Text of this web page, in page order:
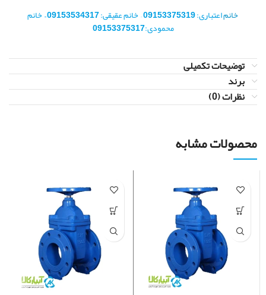
خانماعتباری:09153375319– خانم عقیقی:09153534317 – خانم
محمودی:09153375317
توضیحات تکمیلی
برند
نظرات (0)
محصولات مشابه